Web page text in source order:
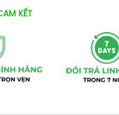
KẾT